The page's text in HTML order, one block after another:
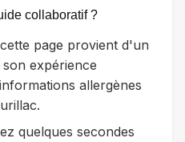
collaboratif ?
page provient d'un
expérience
allergènes
quelques secondes